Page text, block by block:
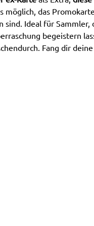
möglich, das
sind. Ideal für Sammler,
begeistern
Fang dir